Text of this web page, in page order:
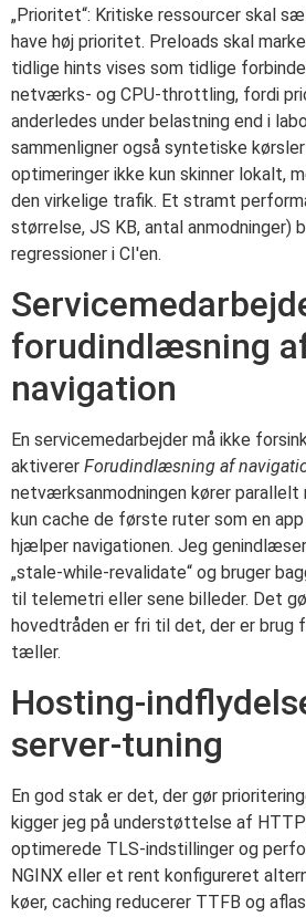
„Prioritet“: Kritiske ressourcer skal
have høj prioritet. Preloads skal
tidlige hints vises som tidlige
netværks- og CPU-throttling, fordi
anderledes under belastning end i
sammenligner også syntetiske
optimeringer ikke kun skinner lokalt,
den virkelige trafik. Et stramt
størrelse, JS KB, antal anmodninger)
regressioner i CI'en.
forudindlæsning
navigation
En servicemedarbejder må ikke
aktiverer Forudindlæsning af
netværksanmodningen kører parallelt
kun cache de første ruter som en
hjælper navigationen. Jeg
„stale-while-revalidate“ og bruger
til telemetri eller sene billeder. Det
hovedtråden er fri til det, der er brug
tæller.
Hosting-
server-tuning
En god stak er det, der gør
kigger jeg på understøttelse af
optimerede TLS-indstillinger og
NGINX eller et rent konfigureret
køer, caching reducerer TTFB og